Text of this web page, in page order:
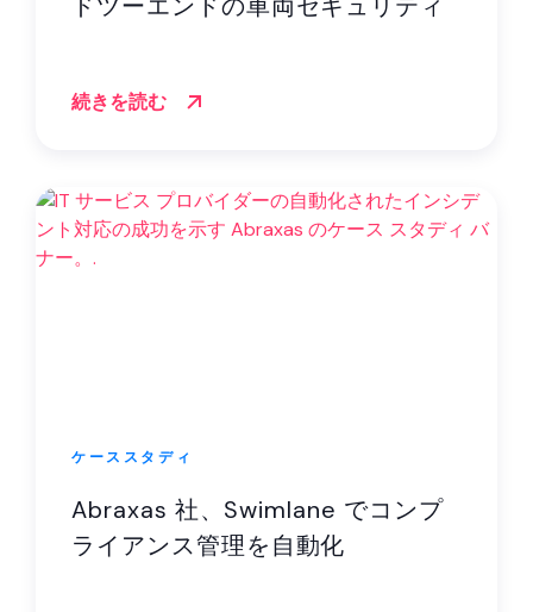
続きを読む
ケーススタディ
Abraxas 社、Swimlane でコンプ
ライアンス管理を自動化